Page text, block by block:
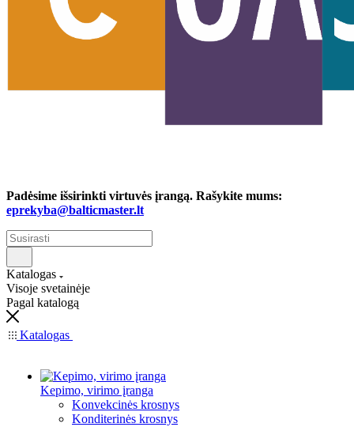
Padėsime išsirinkti virtuvės įrangą. Rašykite mums:
eprekyba@balticmaster.lt
Katalogas
Visoje svetainėje
Pagal katalogą
Katalogas
Kepimo, virimo įranga
Konvekcinės krosnys
Konditerinės krosnys